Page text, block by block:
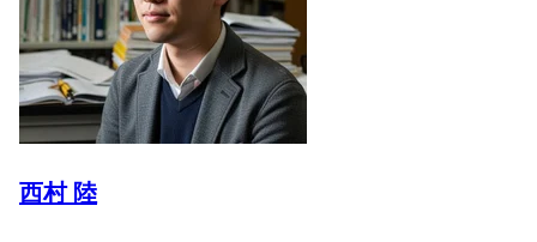
西村 陸